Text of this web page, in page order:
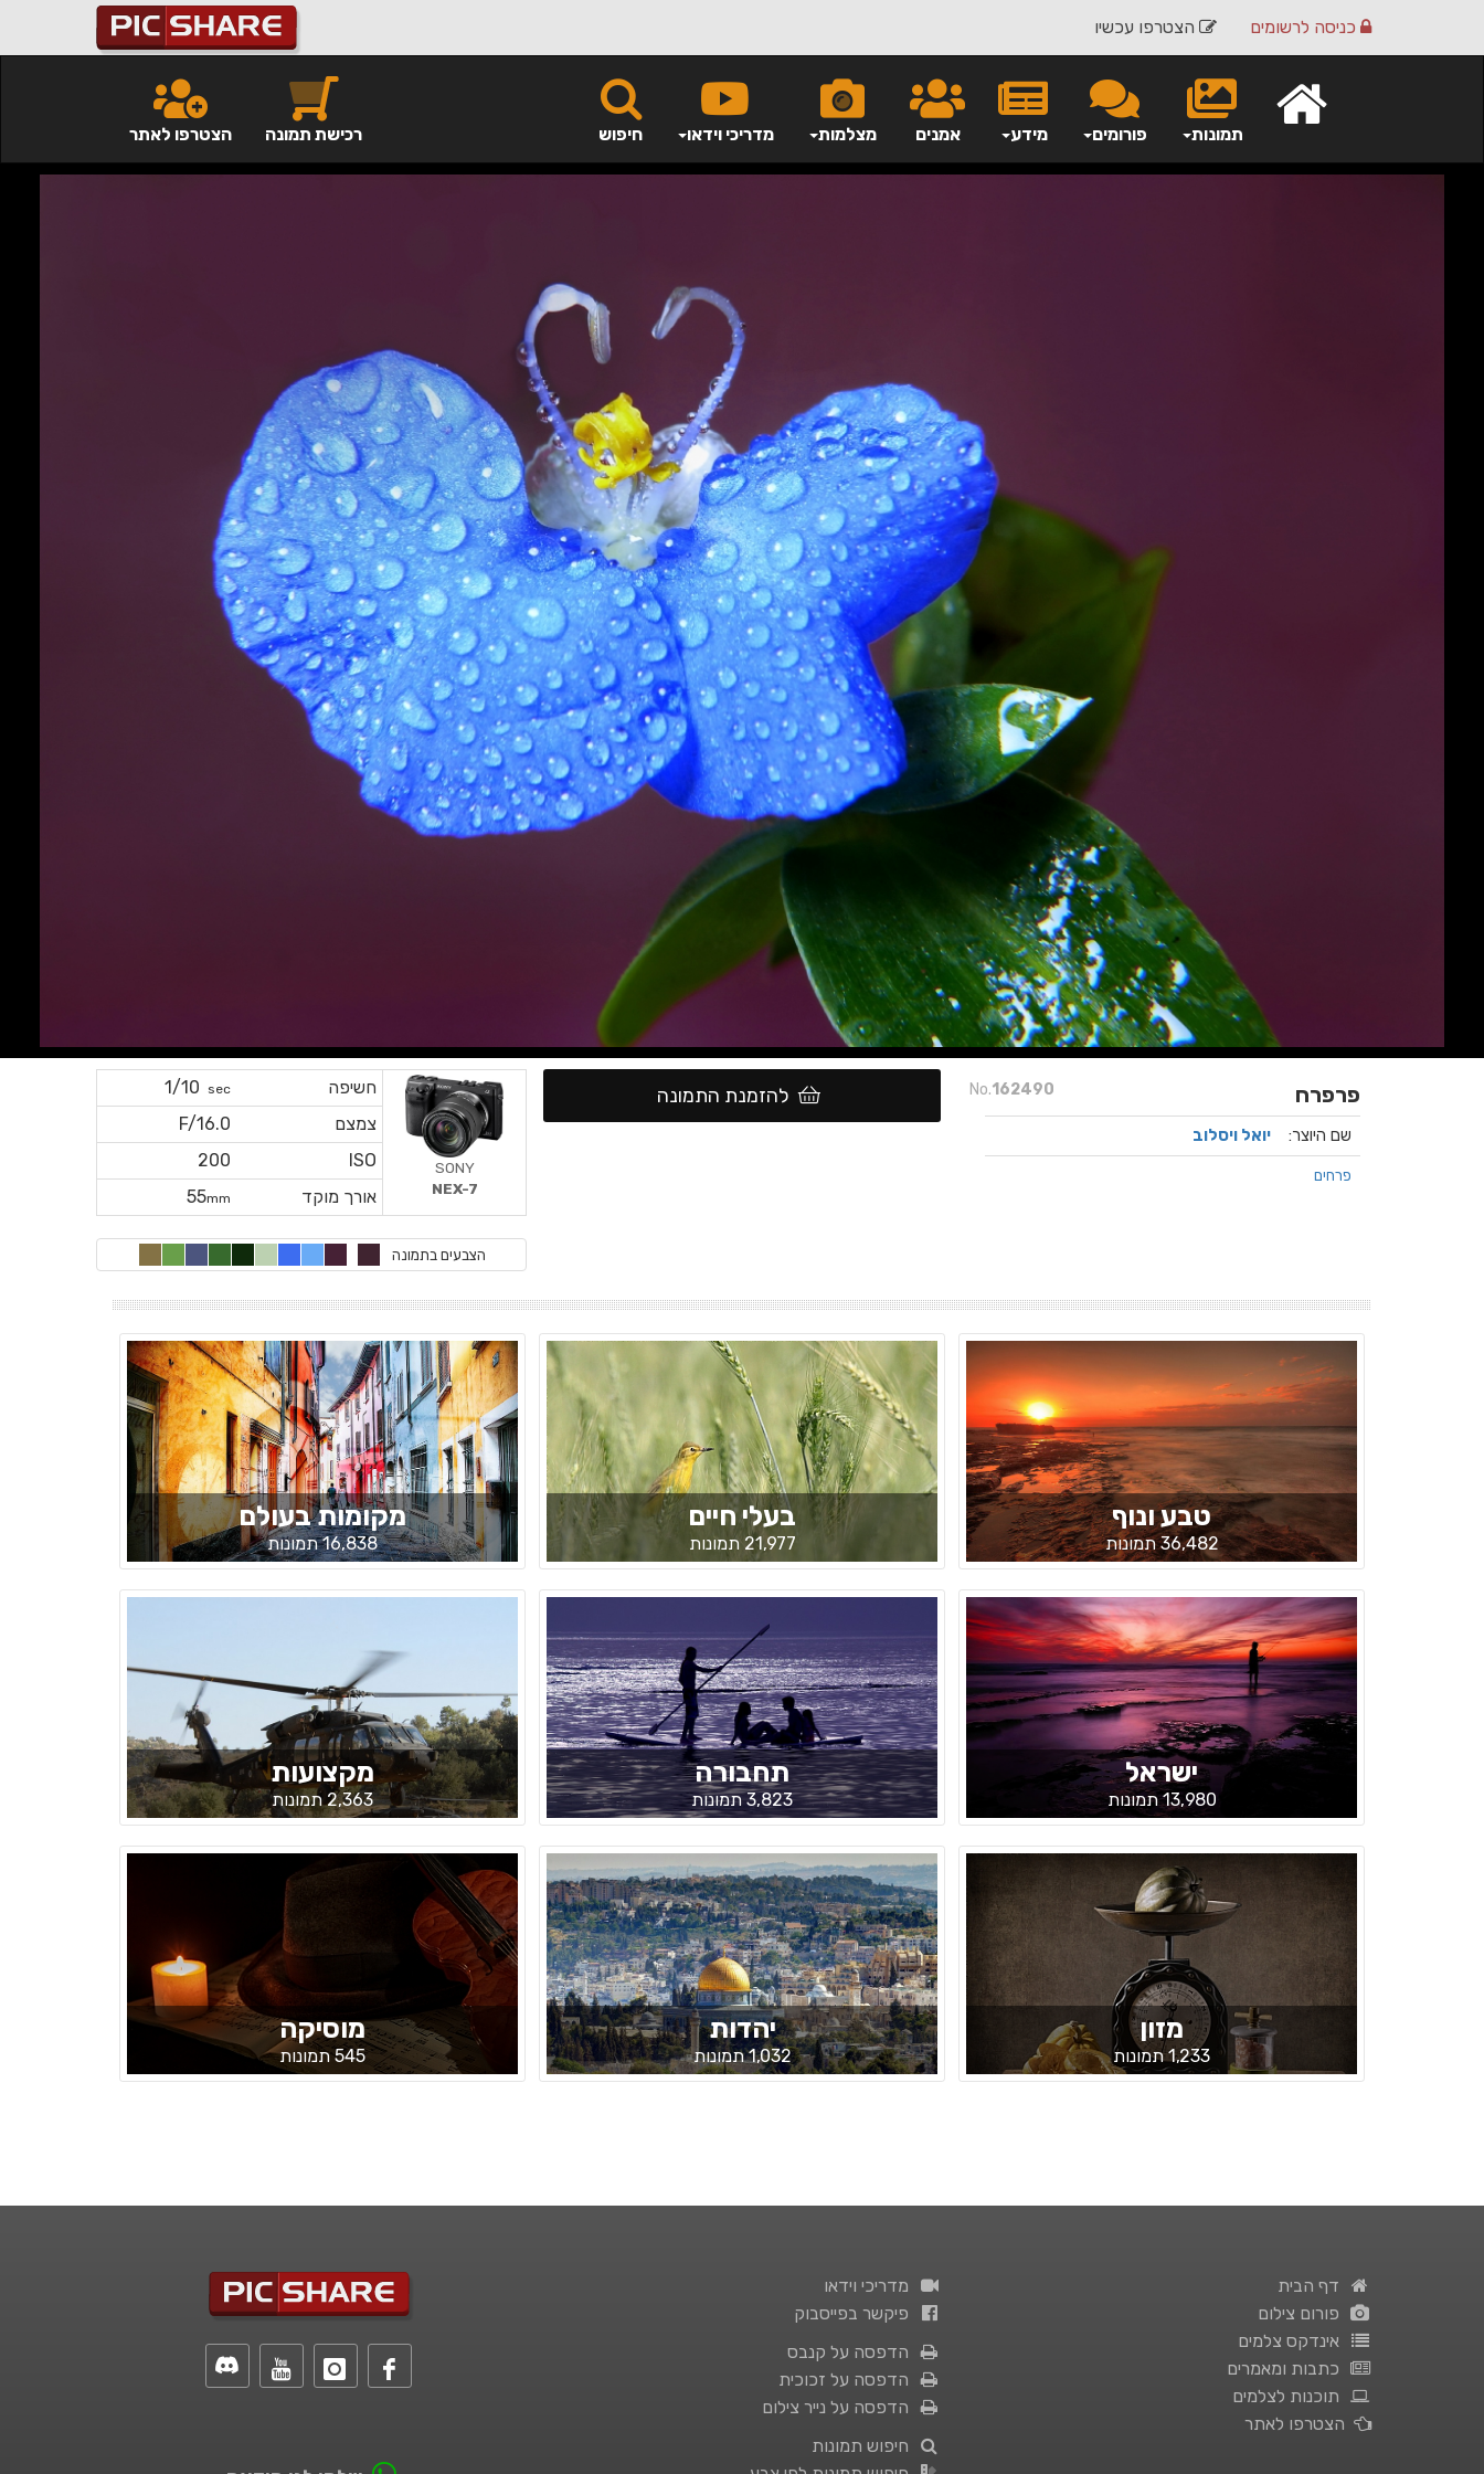
הצטרפו עכשיו כניסה לרשומים
חיפוש מדריכי וידאו מצלמות אמנים מידע פורומים תמונות הצטרפו לאתר רכישת תמונה
No.162490 פרפרח
שם היוצר: יואל ויסלוב
פרחים
חשיפה sec
1/10
צמצם
F/16.0
ISO
200
אורך מוקד
55mm
SONY
NEX-7
הצבעים בתמונה
להזמנת התמונה
טבע ונוף
36,482 תמונות
בעלי חיים
21,977 תמונות
מקומות בעולם
16,838 תמונות
ישראל
13,980 תמונות
תחבורה
3,823 תמונות
מקצועות
2,363 תמונות
מזון
1,233 תמונות
יהדות
1,032 תמונות
מוסיקה
545 תמונות
מדריכי וידאו
פיקשר בפייסבוק
הדפסה על קנבס
הדפסה על זכוכית
הדפסה על נייר צילום
חיפוש תמונות
דף הבית
פורום צילום
אינדקס צלמים
כתבות ומאמרים
תוכנות לצלמים
הצטרפו לאתר